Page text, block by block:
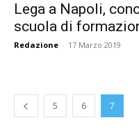
Lega a Napoli,
scuola di
Redazione - 17 Marzo 2019
5 6 7